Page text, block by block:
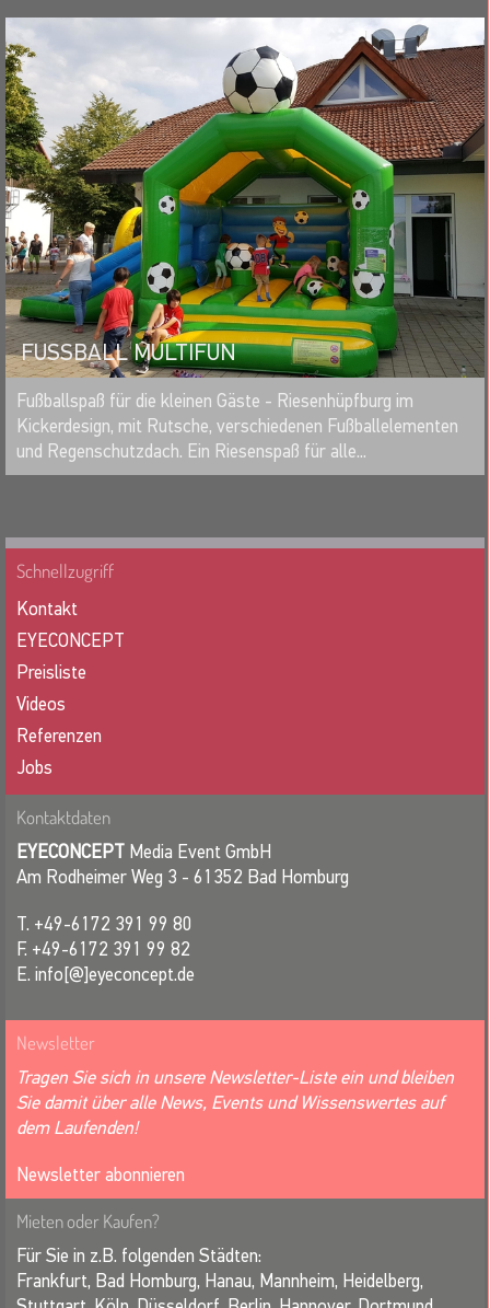
FUSSBALL MULTIFUN
MERKEN
Fußballspaß für die kleinen Gäste - Riesenhüpfburg im
Kickerdesign, mit Rutsche, verschiedenen Fußballelementen
und Regenschutzdach. Ein Riesenspaß für alle...
Schnellzugriff
Kontakt
EYECONCEPT
Preisliste
Videos
Referenzen
Jobs
Kontaktdaten
EYECONCEPT Media Event GmbH
Am Rodheimer Weg 3 - 61352 Bad Homburg
T. +49-6172 391 99 80
F. +49-6172 391 99 82
E. info[@]eyeconcept.de
Newsletter
Tragen Sie sich in unsere Newsletter-Liste ein und bleiben
Sie damit über alle News, Events und Wissenswertes auf
dem Laufenden!
Newsletter abonnieren
Mieten oder Kaufen?
Für Sie in z.B. folgenden Städten:
Frankfurt, Bad Homburg, Hanau, Mannheim, Heidelberg,